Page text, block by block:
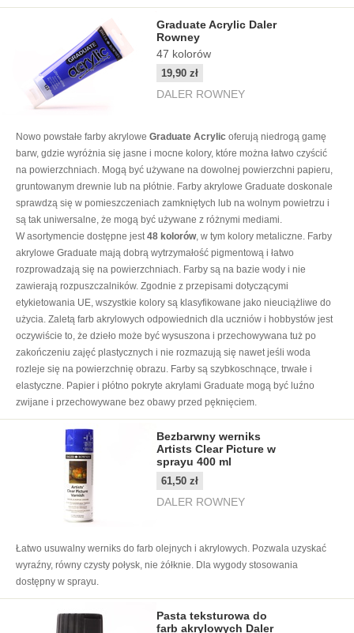
Graduate Acrylic Daler
Rowney
47 kolorów
19,90 zł
DALER ROWNEY
Nowo powstałe farby akrylowe Graduate Acrylic oferują niedrogą gamę
barw, gdzie wyróżnia się jasne i mocne kolory, które można łatwo czyścić
na powierzchniach. Mogą być używane na dowolnej powierzchni papieru,
gruntowanym drewnie lub na płótnie. Farby akrylowe Graduate doskonale
sprawdzą się w pomieszczeniach zamkniętych lub na wolnym powietrzu i
są tak uniwersalne, że mogą być używane z różnymi mediami.
W asortymencie dostępne jest48 kolorów, w tym kolory metaliczne. Farby
akrylowe Graduate mają dobrą wytrzymałość pigmentową i łatwo
rozprowadzają się na powierzchniach. Farby są na bazie wody i nie
zawierają rozpuszczalników. Zgodnie z przepisami dotyczącymi
etykietowania UE, wszystkie kolory są klasyfikowane jako nieuciążliwe do
użycia. Zaletą farb akrylowych odpowiednich dla uczniów i hobbystów jest
oczywiście to, że dzieło może być wysuszona i przechowywana tuż po
zakończeniu zajęć plastycznych i nie rozmazują się nawet jeśli woda
rozleje się na powierzchnię obrazu. Farby są szybkoschnące, trwałe i
elastyczne. Papier i płótno pokryte akrylami Graduate mogą być luźno
zwijane i przechowywane bez obawy przed pęknięciem.
Bezbarwny werniks
Artists Clear Picture w
sprayu 400 ml
61,50 zł
DALER ROWNEY
Łatwo usuwalny werniks do farb olejnych i akrylowych. Pozwala uzyskać
wyraźny, równy czysty połysk, nie żółknie. Dla wygody stosowania
dostępny w sprayu.
Pasta teksturowa do
farb akrylowych Daler